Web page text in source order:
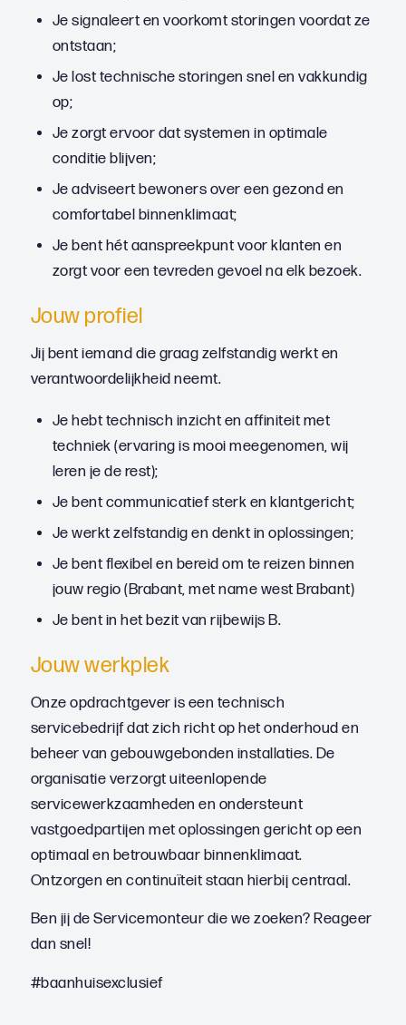
Je signaleert en voorkomt storingen voordat ze
ontstaan;
Je lost technische storingen snel en vakkundig
op;
Je zorgt ervoor dat systemen in optimale
conditie blijven;
Je adviseert bewoners over een gezond en
comfortabel binnenklimaat;
Je bent hét aanspreekpunt voor klanten en
zorgt voor een tevreden gevoel na elk bezoek.
Jouw profiel
Jij bent iemand die graag zelfstandig werkt en
verantwoordelijkheid neemt.
Je hebt technisch inzicht en affiniteit met
techniek (ervaring is mooi meegenomen, wij
leren je de rest);
Je bent communicatief sterk en klantgericht;
Je werkt zelfstandig en denkt in oplossingen;
Je bent flexibel en bereid om te reizen binnen
jouw regio (Brabant, met name west Brabant)
Je bent in het bezit van rijbewijs B.
Jouw werkplek
Onze opdrachtgever is een technisch
servicebedrijf dat zich richt op het onderhoud en
beheer van gebouwgebonden installaties. De
organisatie verzorgt uiteenlopende
servicewerkzaamheden en ondersteunt
vastgoedpartijen met oplossingen gericht op een
optimaal en betrouwbaar binnenklimaat.
Ontzorgen en continuïteit staan hierbij centraal.
Ben jij de Servicemonteur die we zoeken? Reageer
dan snel!
#baanhuisexclusief